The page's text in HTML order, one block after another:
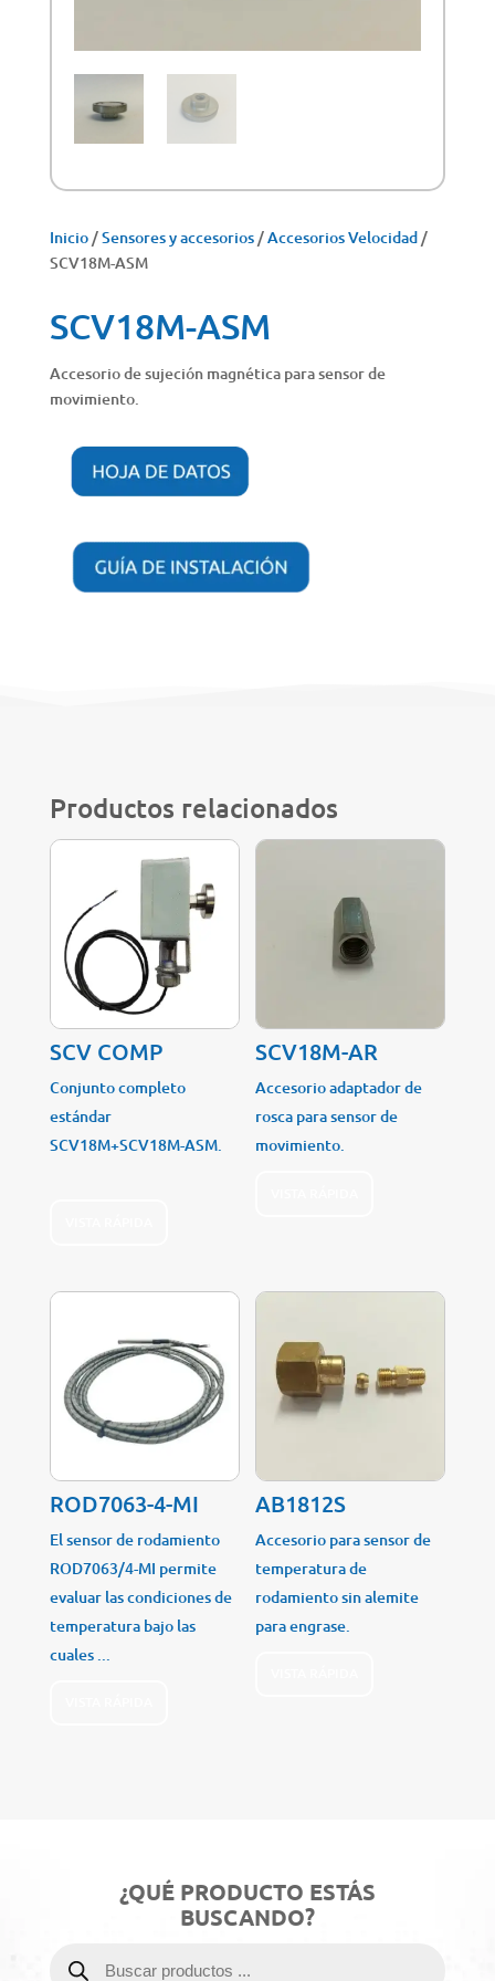
Inicio/Sensores y accesorios/Accesorios Velocidad/
SCV18M-ASM
SCV18M-ASM
Accesorio de sujeción magnética para sensor de
movimiento.
Productos relacionados
SCV COMP
Conjunto completo
estándar
SCV18M+SCV18M-ASM.
SCV18M-AR
Accesorio adaptador de
rosca para sensor de
movimiento.
ROD7063-4-MI
El sensor de rodamiento
ROD7063/4-MI permite
evaluar las condiciones de
temperatura bajo las
cuales ...
AB1812S
Accesorio para sensor de
temperatura de
rodamiento sin alemite
para engrase.
¿QUÉ PRODUCTO ESTÁS
BUSCANDO?